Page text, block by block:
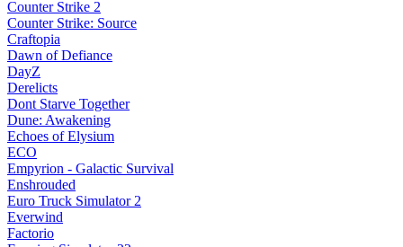
Counter Strike 2
Counter Strike: Source
Craftopia
Dawn of Defiance
DayZ
Derelicts
Dont Starve Together
Dune: Awakening
Echoes of Elysium
ECO
Empyrion - Galactic Survival
Enshrouded
Euro Truck Simulator 2
Everwind
Factorio